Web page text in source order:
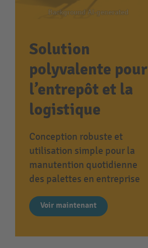
Solution
polyvalente pour
l’entrepôt et la
logistique
Conception robuste et
utilisation simple pour la
manutention quotidienne
des palettes en entreprise
Voir maintenant